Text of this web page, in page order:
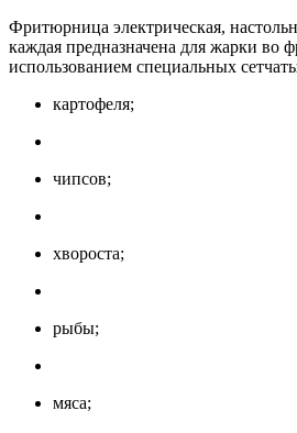
Фритюрница электрическая,
каждая предназначена для жарки во
использованием специальных
картофеля;
чипсов;
хвороста;
рыбы;
мяса;